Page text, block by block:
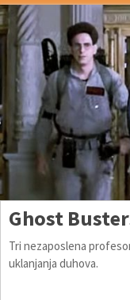
Ghost
Tri nezaposlena
uklanjanja duhova.